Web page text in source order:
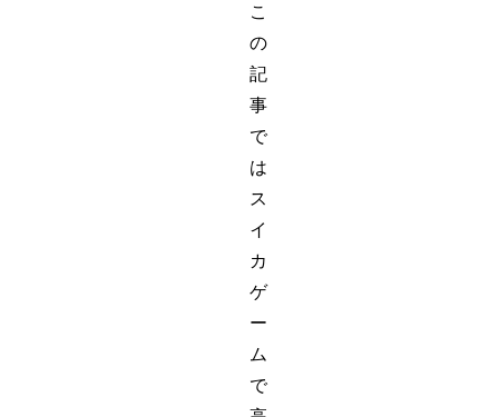
こ
の
記
事
で
は
ス
イ
カ
ゲ
ー
ム
で